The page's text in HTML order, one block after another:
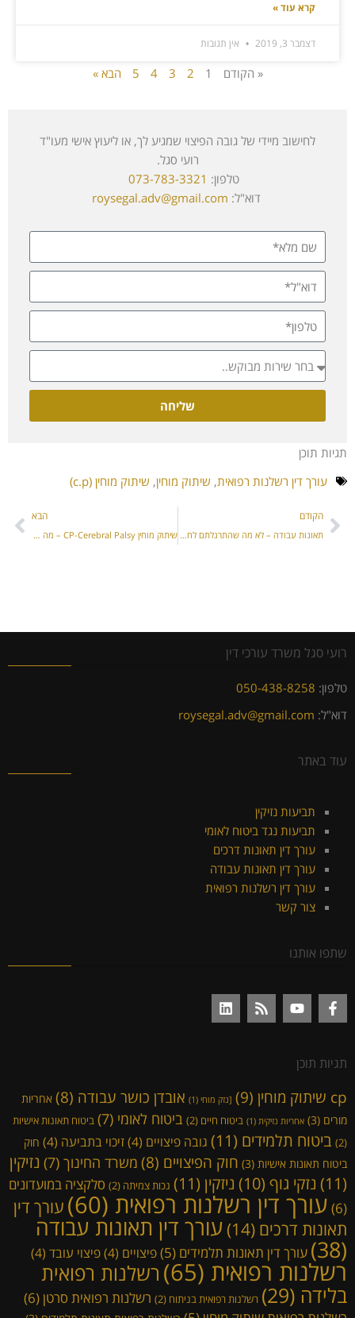
קרא עוד »
דצמבר 3, 2019 אין תגובות
« הקודם 1
2
3
4
5 הבא »
לחישוב מיידי של גובה הפיצוי שמגיע לך, או ליעוץ אישי מעו"ד
רועי סגל.
טלפון: 073-783-3321
דוא"ל: roysegal.adv@gmail.com
שליחה
תגיות תוכן
עורך דין רשלנות רפואית, שיתוק מוחין, שיתוק מוחין (c.p)
הקודם
תאונות עבודה – לא מה שהתרגלתם לחשוב!
הבא
שיתוק מוחין CP-Cerebral Palsy – מה זה שיתוק מוחין?
רועי סגל משרד עורכי דין
טלפון: 050-438-8258
דוא"ל: roysegal.adv@gmail.com
עוד באתר
תביעות נזיקין
תביעות נגד ביטוח לאומי
עורך דין תאונות דרכים
עורך דין תאונות עבודה
עורך דין רשלנות רפואית
צור קשר
שתפו אותנו
תגיות תוכן
cp שיתוק מוחין (9) [נזק מוחי (1) אובדן כושר עבודה (8)
אחריות
מורים (3) אחריות נזיקית (1) ביטוח חיים (2) ביטוח לאומי (7)
ביטוח תאונות אישיות
(2)
ביטוח תלמידים (11) גובה פיצויים (4) זיכוי בתביעה (4)
חוק
ביטוח תאונות אישיות (3) חוק הפיצויים (8) משרד החינוך (7)
נזיקין
(11)
נזקי גוף (10) ניזקין (11) נכות צמיתה (2)
סלקציה במועדונים
(6)
עורך דין רשלנות רפואית (60)
עורך דין
תאונות דרכים (14) עורך דין תאונות עבודה
(38) עורך דין תאונות תלמידים (5) פיצויים (4) פיצוי עובד (4)
רשלנות רפואית (65)
רשלנות רפואית
בלידה (29) רשלנות רפואית בניתוח (2) רשלנות רפואית סרטן(6)